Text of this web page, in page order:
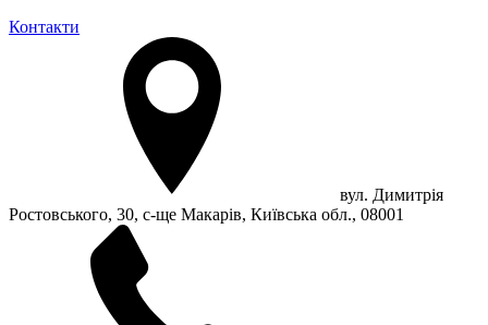
Контакти
вул. Димитрія
Ростовського, 30, с-ще Макарів, Київська обл., 08001